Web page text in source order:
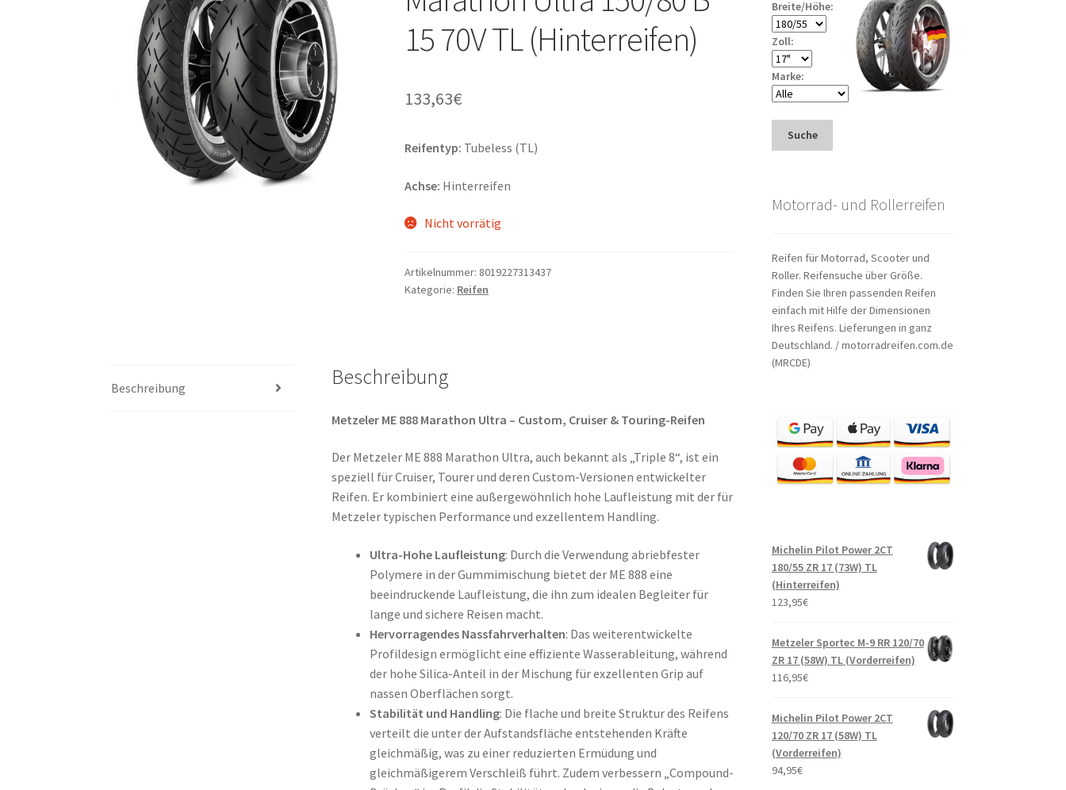
15 70V TL (Hinterreifen)
133,63€
Reifentyp: Tubeless (TL)
Achse: Hinterreifen
Nicht vorrätig
Artikelnummer: 8019227313437
Kategorie: Reifen
Beschreibung Beschreibung
Metzeler ME 888 Marathon Ultra – Custom, Cruiser & Touring-Reifen
Der Metzeler ME 888 Marathon Ultra, auch bekannt als „Triple 8“, ist ein
speziell für Cruiser, Tourer und deren Custom-Versionen entwickelter
Reifen. Er kombiniert eine außergewöhnlich hohe Laufleistung mit der für
Metzeler typischen Performance und exzellentem Handling.
Ultra-Hohe Laufleistung: Durch die Verwendung abriebfester
Polymere in der Gummimischung bietet der ME 888 eine
beeindruckende Laufleistung, die ihn zum idealen Begleiter für
lange und sichere Reisen macht.
Hervorragendes Nassfahrverhalten: Das weiterentwickelte
Profildesign ermöglicht eine effiziente Wasserableitung, während
der hohe Silica-Anteil in der Mischung für exzellenten Grip auf
nassen Oberflächen sorgt.
Stabilität und Handling: Die flache und breite Struktur des Reifens
verteilt die unter der Aufstandsfläche entstehenden Kräfte
gleichmäßig, was zu einer reduzierten Ermüdung und
gleichmäßigerem Verschleiß führt. Zudem verbessern „Compound-
Breite/Höhe:
Zoll:
Marke:
Suche
Motorrad- und Rollerreifen
Reifen für Motorrad, Scooter und
Roller. Reifensuche über Größe.
Finden Sie Ihren passenden Reifen
einfach mit Hilfe der Dimensionen
Ihres Reifens. Lieferungen in ganz
Deutschland. / motorradreifen.com.de
(MRCDE)
Michelin Pilot Power 2CT
180/55 ZR 17 (73W) TL
(Hinterreifen)
123,95€
Metzeler Sportec M-9 RR 120/70
ZR 17 (58W) TL (Vorderreifen)
116,95€
Michelin Pilot Power 2CT
120/70 ZR 17 (58W) TL
(Vorderreifen)
94,95€